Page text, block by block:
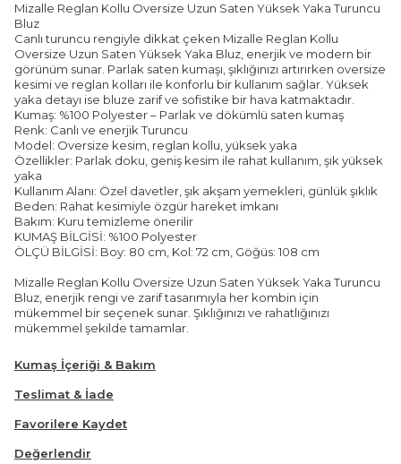
Mizalle Reglan Kollu Oversize Uzun Saten Yüksek Yaka Turuncu
Bluz
Canlı turuncu rengiyle dikkat çeken Mizalle Reglan Kollu
Oversize Uzun Saten Yüksek Yaka Bluz, enerjik ve modern bir
görünüm sunar. Parlak saten kumaşı, şıklığınızı artırırken oversize
kesimi ve reglan kolları ile konforlu bir kullanım sağlar. Yüksek
yaka detayı ise bluze zarif ve sofistike bir hava katmaktadır.
Kumaş: %100 Polyester – Parlak ve dökümlü saten kumaş
Renk: Canlı ve enerjik Turuncu
Model: Oversize kesim, reglan kollu, yüksek yaka
Özellikler: Parlak doku, geniş kesim ile rahat kullanım, şık yüksek
yaka
Kullanım Alanı: Özel davetler, şık akşam yemekleri, günlük şıklık
Beden: Rahat kesimiyle özgür hareket imkanı
Bakım: Kuru temizleme önerilir
KUMAŞ BİLGİSİ: %100 Polyester
ÖLÇÜ BİLGİSİ: Boy: 80 cm, Kol: 72 cm, Göğüs: 108 cm
Mizalle Reglan Kollu Oversize Uzun Saten Yüksek Yaka Turuncu
Bluz, enerjik rengi ve zarif tasarımıyla her kombin için
mükemmel bir seçenek sunar. Şıklığınızı ve rahatlığınızı
mükemmel şekilde tamamlar.
Kumaş İçeriği & Bakım
Teslimat & İade
Favorilere Kaydet
Değerlendir